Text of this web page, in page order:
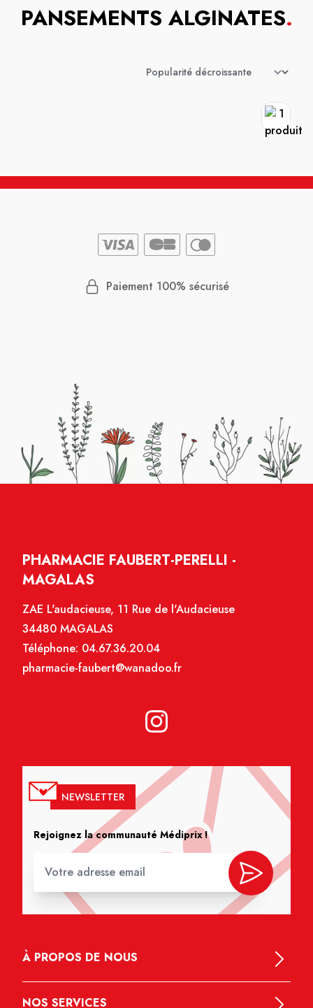
PANSEMENTS ALGINATES.
Paiement 100% sécurisé
PHARMACIE FAUBERT-PERELLI -
MAGALAS
ZAE L'audacieuse, 11 Rue de l'Audacieuse
34480 MAGALAS
Téléphone: 04.67.36.20.04
pharmacie-faubert@wanadoo.fr
NEWSLETTER
Rejoignez la communauté Médiprix !
À PROPOS DE NOUS
NOS SERVICES